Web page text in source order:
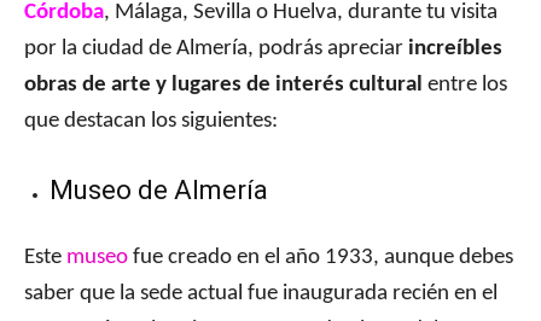
Córdoba, Málaga, Sevilla o Huelva, durante tu visita
por la ciudad de Almería, podrás apreciar increíbles
obras de arte y lugares de interés cultural entre los
que destacan los siguientes:
Museo de Almería
Este museo fue creado en el año 1933, aunque debes
saber que la sede actual fue inaugurada recién en el